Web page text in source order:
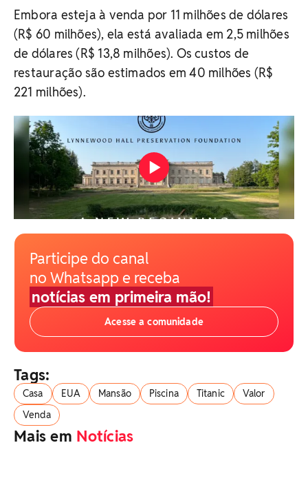
Embora esteja à venda por 11 milhões de dólares
(R$ 60 milhões), ela está avaliada em 2,5 milhões
de dólares (R$ 13,8 milhões). Os custos de
restauração são estimados em 40 milhões (R$
221 milhões).
Participe do canal
no Whatsapp e receba
notícias em primeira mão!
Acesse a comunidade
Tags:
Casa EUA Mansão Piscina Titanic
Valor
Venda
Mais em Notícias